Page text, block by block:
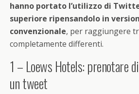
hanno portato l’utilizzo di
superiore ripensandolo in
convenzionale, per raggiungere
completamente differenti.
1 – Loews Hotels: prenotare
un tweet